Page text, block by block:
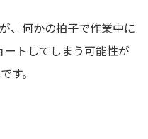
、何かの拍子で作業中に
トしてしまう可能性が
す。